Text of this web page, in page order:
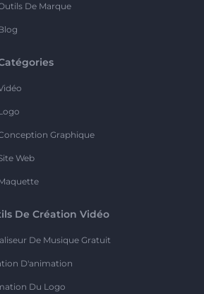
De Marque
Graphique
Web
De Création Vidéo
De Musique Gratuit
D'animation
Du Logo